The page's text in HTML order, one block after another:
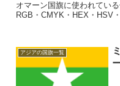
オマーン国旗に使われてい
RGB・CMYK・HEX・HSV
アジアの国旗一覧